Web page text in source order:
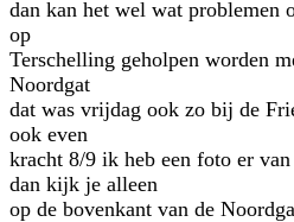
dan kan het wel wat problemen
op
Terschelling geholpen worden
Noordgat
dat was vrijdag ook zo bij de
ook even
kracht 8/9 ik heb een foto er
dan kijk je alleen
op de bovenkant van de